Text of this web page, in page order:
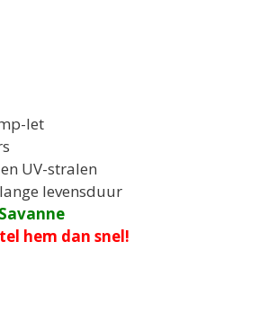
let
UV-stralen
levensduur
hem dan snel!